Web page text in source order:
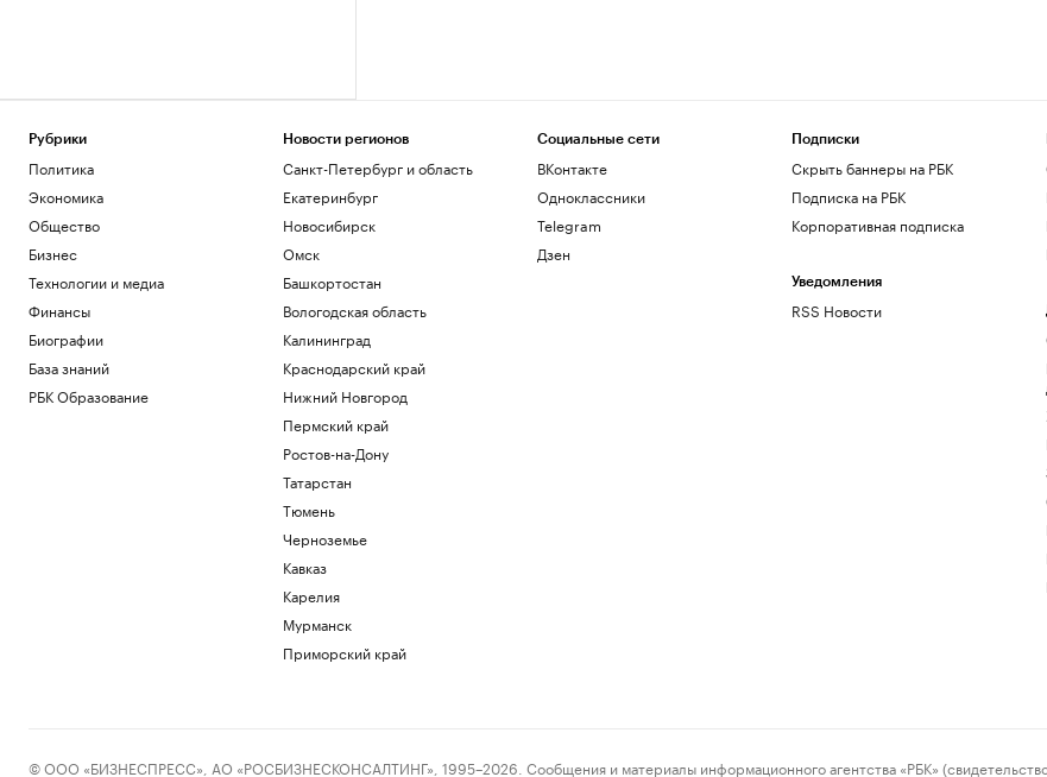
Рубрики
Политика
Экономика
Общество
Бизнес
Технологии и медиа
Финансы
Биографии
База знаний
РБК Образование
Новости регионов
Санкт-Петербург и область
Екатеринбург
Новосибирск
Омск
Башкортостан
Вологодская область
Калининград
Краснодарский край
Нижний Новгород
Пермский край
Ростов-на-Дону
Татарстан
Тюмень
Черноземье
Кавказ
Карелия
Мурманск
Приморский край
Социальные сети
ВКонтакте
Одноклассники
Telegram
Дзен
Подписки
Скрыть баннеры на РБК
Подписка на РБК
Корпоративная подписка
Уведомления
RSS Новости
© ООО «БИЗНЕСПРЕСС», АО «РОСБИЗНЕСКОНСАЛТИНГ», 1995–2026. Сообщения и материалы информационного агентства «РБК»